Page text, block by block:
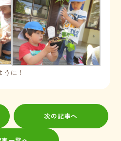
うに！
次の記事へ